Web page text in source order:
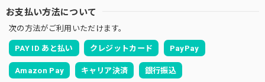
お支払い方法について
次の方法がご利用いただけます。
PAY ID あと払い クレジットカード PayPay
Amazon Pay キャリア決済 銀行振込